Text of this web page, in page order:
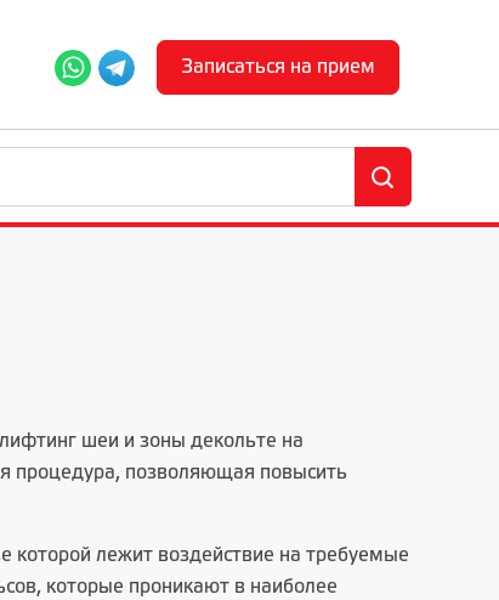
Записаться на прием
шеи и зоны декольте на
процедура, позволяющая повысить
которой лежит воздействие на требуемые
которые проникают в наиболее